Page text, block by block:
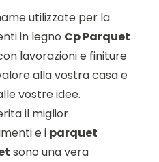
utilizzate per la
in legno Cp Parquet
lavorazioni e finiture
alla vostra casa e
vostre idee.
il miglior
e i parquet
sono una vera